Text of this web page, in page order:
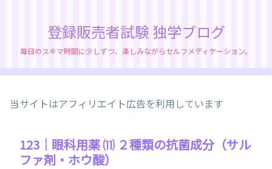
登録販売者試験 独学ブログ
毎日のスキマ時間に少しずつ、楽しみながらセルフメディケーション。
当サイトはアフィリエイト広告を利用しています
123｜眼科用薬 ⑾ ２種類の抗菌成分（サル
ファ剤・ホウ酸）